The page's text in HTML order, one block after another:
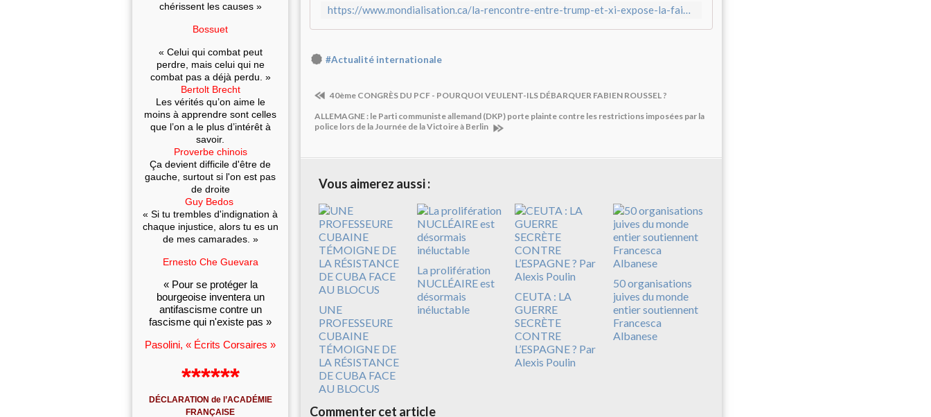
chérissent les causes »
Bossuet
« Celui qui combat peut
perdre, mais celui qui ne
combat pas a déjà perdu. »
Bertolt Brecht
Les vérités qu’on aime le
moins à apprendre sont celles
que l’on a le plus d’intérêt à
savoir.
Proverbe chinois
Ça devient difficile d'être de
gauche, surtout si l'on est pas
de droite
Guy Bedos
« Si tu trembles d'indignation à
chaque injustice, alors tu es un
de mes camarades. »
Ernesto Che Guevara
« Pour se protéger la
bourgeoise inventera un
antifascisme contre un
fascisme qui n'existe pas »
Pasolini, « Écrits Corsaires »
******
DÉCLARATION de l’ACADÉMIE
FRANÇAISE
https://www.mondialisation.ca/la-rencontre-entre-trump-et-xi-expose-la-faiblesse-americaine/5707257?doing_wp_cron=1779006882.8809480667114257812500
#Actualité internationale
40ème CONGRÈS DU PCF - POURQUOI VEULENT-ILS DÉBARQUER FABIEN ROUSSEL ?
ALLEMAGNE : le Parti communiste allemand (DKP) porte plainte contre les restrictions imposées par la
police lors de la Journée de la Victoire à Berlin
Vous aimerez aussi :
UNE
PROFESSEURE
CUBAINE
TÉMOIGNE DE
LA RÉSISTANCE
DE CUBA FACE
AU BLOCUS
La prolifération
NUCLÉAIRE est
désormais
inéluctable
CEUTA : LA
GUERRE
SECRÈTE
CONTRE
L’ESPAGNE ? Par
Alexis Poulin
50 organisations
juives du monde
entier soutiennent
Francesca
Albanese
Commenter cet article